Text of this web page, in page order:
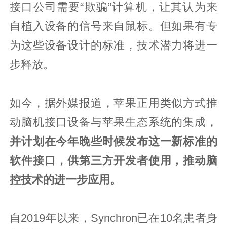
接口公司需要“欺骗”计算机，让其认为来
自植入设备的信号来自鼠标。但如果有专
为这些设备设计的标准，技术潜力将进一
步释放。
如今，据外媒报道，苹果正用类似方式推
动脑机接口设备与苹果生态系统的集成，
并计划在今年晚些时候发布这一新标准的
软件接口，供第三方开发者使用，推动脑
控技术的进一步应用。
自2019年以来，Synchron已在10名患者身